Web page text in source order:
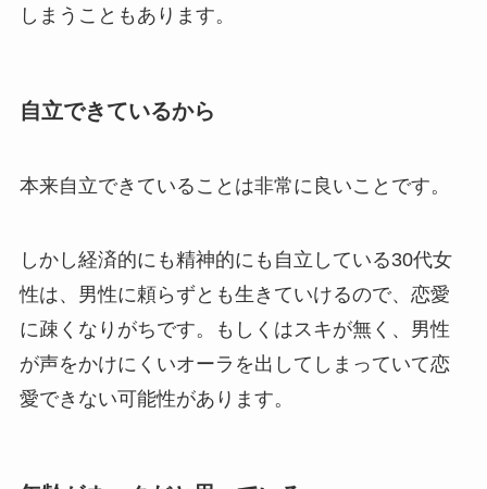
しまうこともあります。
自立できているから
本来自立できていることは非常に良いことです。
しかし経済的にも精神的にも自立している30代女
性は、男性に頼らずとも生きていけるので、恋愛
に疎くなりがちです。もしくはスキが無く、男性
が声をかけにくいオーラを出してしまっていて恋
愛できない可能性があります。